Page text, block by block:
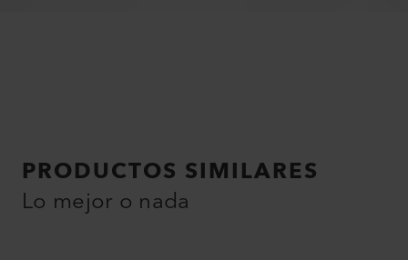
PRODUCTOS SIMILARES
Lo mejor o nada